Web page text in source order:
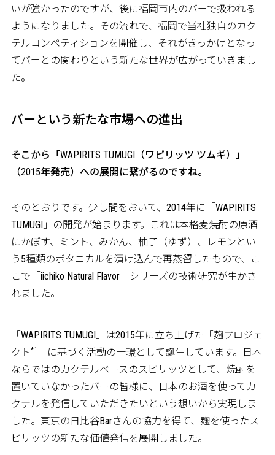
いが強かったのですが、後に福岡市内のバーで扱われる
ようになりました。その流れで、福岡で当社独自のカク
テルコンペティションを開催し、それがきっかけとなっ
てバーとの関わりという新たな世界が広がっていきまし
た。
バーという新たな市場への進出
――そこから「WAPIRITS TUMUGI（ワピリッツ ツムギ）」
（2015年発売）への展開に繋がるのですね。
そのとおりです。少し間をおいて、2014年に「WAPIRITS
TUMUGI」の開発が始まります。これは本格麦焼酎の原酒
にかぼす、ミント、みかん、柚子（ゆず）、レモンとい
う5種類のボタニカルを漬け込んで再蒸留したもので、こ
こで「iichiko Natural Flavor」シリーズの技術研究が生かさ
れました。
「WAPIRITS TUMUGI」は2015年に立ち上げた「麹プロジェ
クト*1 」に基づく活動の一環として誕生しています。日本
ならではのカクテルベースのスピリッツとして、焼酎を
置いていなかったバーの皆様に、日本のお酒を使ってカ
クテルを発信していただきたいという想いから実現しま
した。東京の日比谷Barさんの協力を得て、麹を使ったス
ピリッツの新たな価値発信を展開しました。